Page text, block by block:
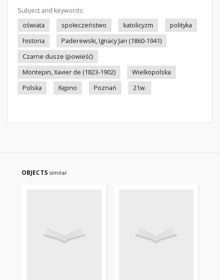
Subject and keywords:
oświata
społeczeństwo katolicyzm
polityka
historia
Paderewski, Ignacy Jan (1860-1941)
Czarne dusze (powieść)
Montepin, Xavier de (1823-1902)
Wielkopolska
Polska
Kępno Poznań 21w.
OBJECTS similar